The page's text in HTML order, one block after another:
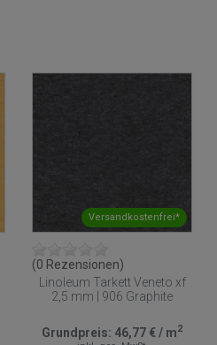
Versandkostenfrei*
(0 Rezensionen)
Linoleum Tarkett Veneto xf
2,5 mm | 906 Graphite
Grundpreis: 46,77 €/ m2